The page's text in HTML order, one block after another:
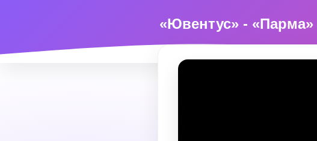
«Ювентус» - «Парма»